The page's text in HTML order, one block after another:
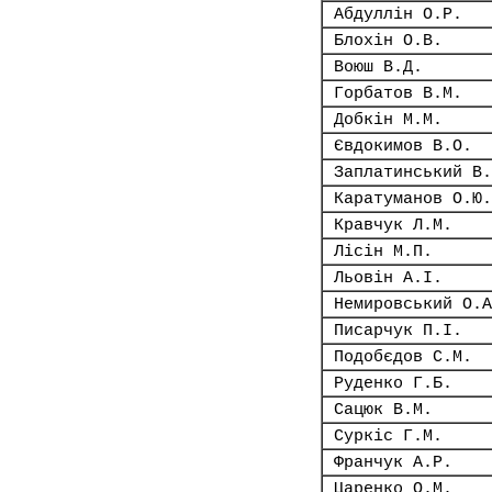
Абдуллін О.Р.
Блохін О.В.
Воюш В.Д.
Горбатов В.М.
Добкін М.М.
Євдокимов В.О.
Заплатинський
Каратуманов О.Ю.
Кравчук Л.М.
Лісін М.П.
Льовін А.І.
Немировський
Писарчук П.І.
Подобєдов С.М.
Руденко Г.Б.
Сацюк В.М.
Суркіс Г.М.
Франчук А.Р.